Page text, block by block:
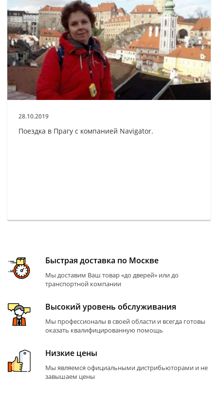
28.10.2019
Поездка в Прагу с компанией Navigator.
Быстрая доставка по Москве
Мы доставим Ваш товар «до дверей» или до
транспортной компании
Высокий уровень обслуживания
Мы профессионалы в своей области и всегда готовы
оказать квалифицированную помощь
Низкие цены
Мы являемся официальными дистрибьюторами и не
завышаем цены